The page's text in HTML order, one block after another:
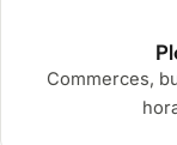
Commerces,